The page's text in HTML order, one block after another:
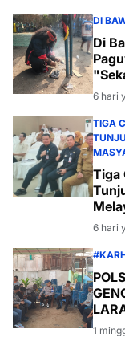
DI
Di
6 hari
TIGA
Tiga
6 hari
KE
1